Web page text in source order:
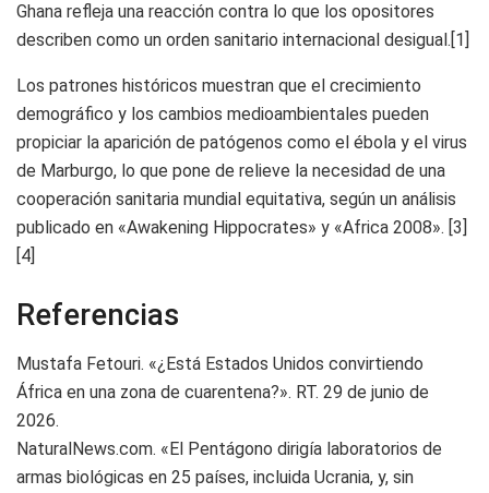
Ghana refleja una reacción contra lo que los opositores
describen como un orden sanitario internacional desigual.[1]
Los patrones históricos muestran que el crecimiento
demográfico y los cambios medioambientales pueden
propiciar la aparición de patógenos como el ébola y el virus
de Marburgo, lo que pone de relieve la necesidad de una
cooperación sanitaria mundial equitativa, según un análisis
publicado en «Awakening Hippocrates» y «Africa 2008». [3]
[4]
Referencias
Mustafa Fetouri. «¿Está Estados Unidos convirtiendo
África en una zona de cuarentena?». RT. 29 de junio de
2026.
NaturalNews.com. «El Pentágono dirigía laboratorios de
armas biológicas en 25 países, incluida Ucrania, y, sin